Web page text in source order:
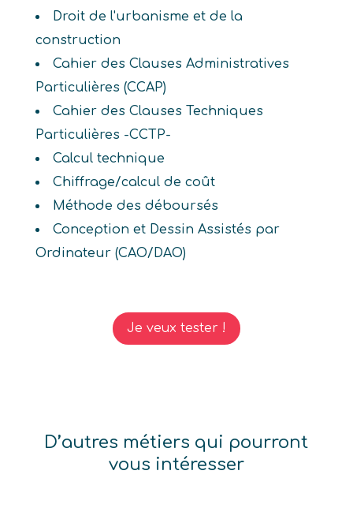
Droit de l'urbanisme et de la
construction
Cahier des Clauses Administratives
Particulières (CCAP)
Cahier des Clauses Techniques
Particulières -CCTP-
Calcul technique
Chiffrage/calcul de coût
Méthode des déboursés
Conception et Dessin Assistés par
Ordinateur (CAO/DAO)
Je veux tester !
D’autres métiers qui pourront
vous intéresser